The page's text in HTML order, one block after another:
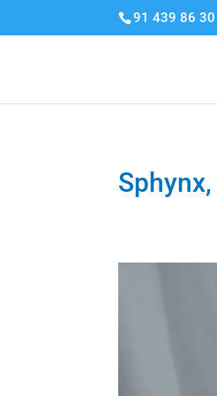
91 439 86 30